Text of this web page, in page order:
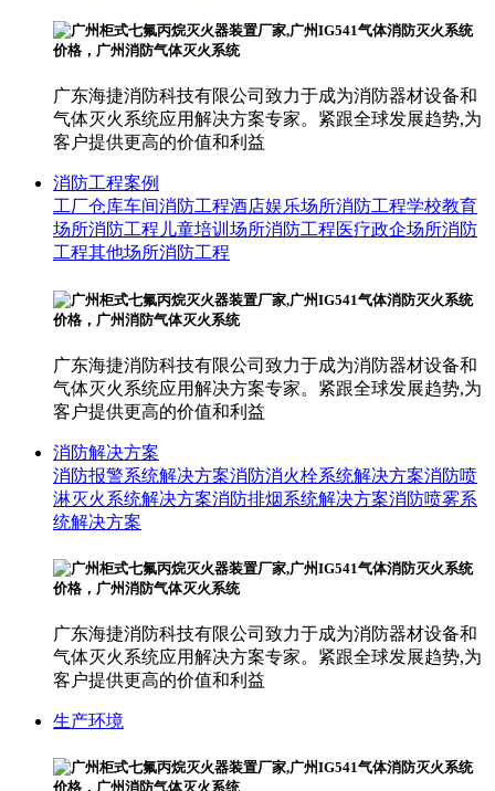
广东海捷消防科技有限公司致力于成为消防器材设备和
气体灭火系统应用解决方案专家。紧跟全球发展趋势,为
客户提供更高的价值和利益
消防工程案例
工厂仓库车间消防工程酒店娱乐场所消防工程学校教育
场所消防工程 儿童培训场所消防工程医疗政企场所消防
工程其他场所消防工程
广东海捷消防科技有限公司致力于成为消防器材设备和
气体灭火系统应用解决方案专家。紧跟全球发展趋势,为
客户提供更高的价值和利益
消防解决方案
消防报警系统解决方案消防消火栓系统解决方案消防喷
淋灭火系统解决方案消防排烟系统解决方案消防喷雾系
统解决方案
广东海捷消防科技有限公司致力于成为消防器材设备和
气体灭火系统应用解决方案专家。紧跟全球发展趋势,为
客户提供更高的价值和利益
生产环境